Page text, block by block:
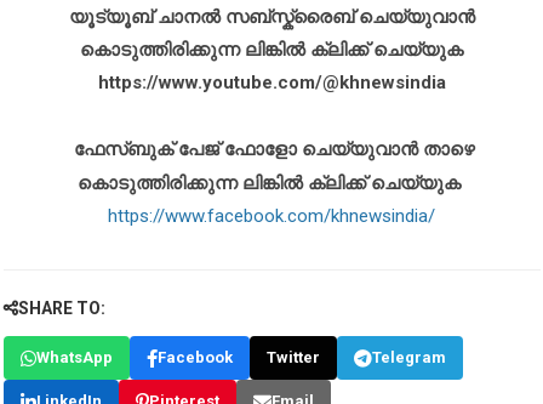
യൂട്യൂബ് ചാനൽ സബ്സ്ക്രൈബ് ചെയ്യുവാൻ
കൊടുത്തിരിക്കുന്ന ലിങ്കിൽ ക്ലിക്ക് ചെയ്യുക
https://www.youtube.com/@khnewsindia
ഫേസ്ബുക് പേജ് ഫോളോ ചെയ്യുവാൻ താഴെ
കൊടുത്തിരിക്കുന്ന ലിങ്കിൽ ക്ലിക്ക് ചെയ്യുക
https://www.facebook.com/khnewsindia/
SHARE TO:
WhatsApp Facebook Twitter Telegram